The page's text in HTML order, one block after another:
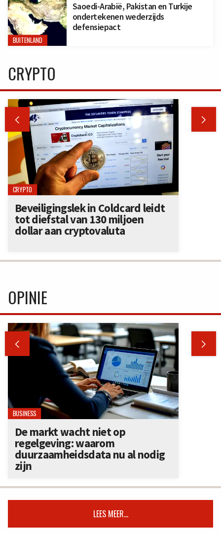
BUITENLAND
Saoedi-Arabië, Pakistan en Turkije
ondertekenen wederzijds
defensiepact
CRYPTO
 
CRYPTO
Beveiligingslek in Coldcard leidt
tot diefstal van 130 miljoen
dollar aan cryptovaluta
OPINIE
 
BUSINESS
De markt wacht niet op
regelgeving: waarom
duurzaamheidsdata nu al nodig
zijn
LEES MEER...